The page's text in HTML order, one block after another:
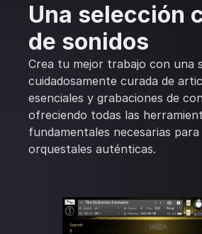
Una selección
de sonidos
Crea tu mejor trabajo con una
cuidadosamente curada de
esenciales y grabaciones de
ofreciendo todas las
fundamentales necesarias
orquestales auténticas.